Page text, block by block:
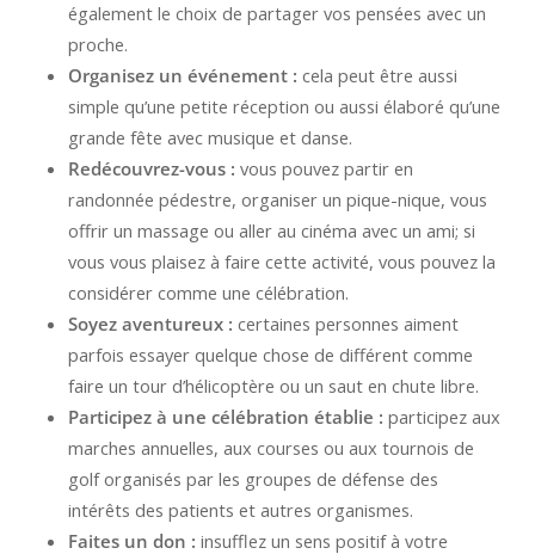
également le choix de partager vos pensées avec un
proche.
Organisez un événement : cela peut être aussi
simple qu’une petite réception ou aussi élaboré qu’une
grande fête avec musique et danse.
Redécouvrez-vous : vous pouvez partir en
randonnée pédestre, organiser un pique-nique, vous
offrir un massage ou aller au cinéma avec un ami; si
vous vous plaisez à faire cette activité, vous pouvez la
considérer comme une célébration.
Soyez aventureux : certaines personnes aiment
parfois essayer quelque chose de différent comme
faire un tour d’hélicoptère ou un saut en chute libre.
Participez à une célébration établie : participez aux
marches annuelles, aux courses ou aux tournois de
golf organisés par les groupes de défense des
intérêts des patients et autres organismes.
Faites un don : insufflez un sens positif à votre